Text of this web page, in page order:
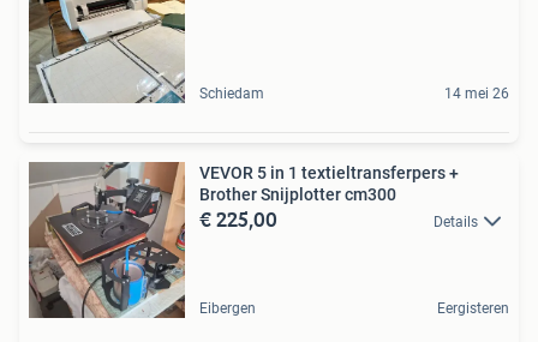
Schiedam 14 mei 26
VEVOR 5 in 1 textieltransferpers +
Brother Snijplotter cm300
€ 225,00 Details
Eibergen Eergisteren